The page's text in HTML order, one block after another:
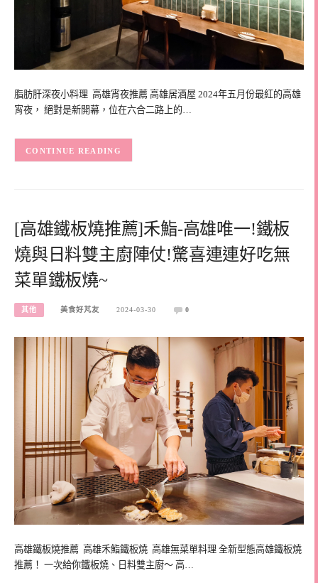
脂肪肝深夜小料理 高雄宵夜推薦 高雄居酒屋 2024年五月份最紅的高雄
宵夜， 絕對是新開幕，位在六合二路上的…
CONTINUE READING
[高雄鐵板燒推薦]禾鮨-高雄唯一!鐵板
燒與日料雙主廚陣仗!驚喜連連好吃無
菜單鐵板燒~
其他 美食好芃友 2024-03-30 0
高雄鐵板燒推薦 高雄禾鮨鐵板燒 高雄無菜單料理 全新型態高雄鐵板燒
推薦！ 一次給你鐵板燒、日料雙主廚～ 高…